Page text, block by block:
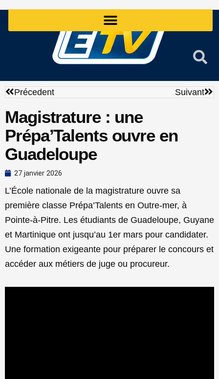
Précédent
Précedent Suivant
Magistrature : une
Prépa’Talents ouvre en
Guadeloupe
27 janvier 2026
L’École nationale de la magistrature ouvre sa
première classe Prépa’Talents en Outre-mer, à
Pointe-à-Pitre. Les étudiants de Guadeloupe, Guyane
et Martinique ont jusqu’au 1er mars pour candidater.
Une formation exigeante pour préparer le concours et
accéder aux métiers de juge ou procureur.